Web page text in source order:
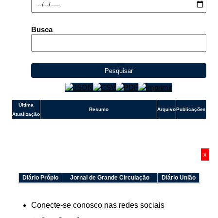
e-SIC
Busca
Pesquisar
Última
Atualização
Resumo ArquivoPublicações
x
Diário Própio Jornal de Grande Circulação Diário União
Conecte-se conosco nas redes sociais